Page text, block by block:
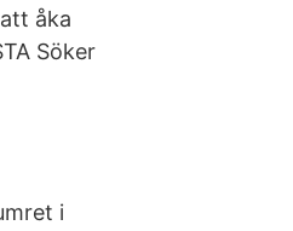
åka
Söker
i